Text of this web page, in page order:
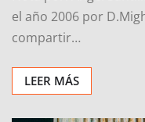
el año 2006 por
compartir…
LEER MÁS